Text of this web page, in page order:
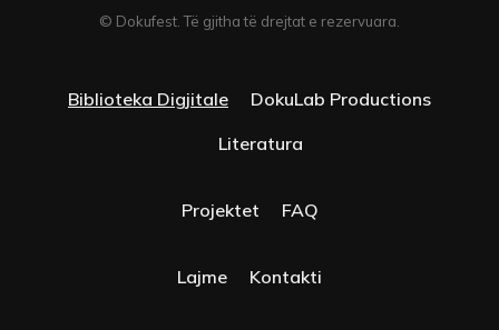
© Dokufest. Të gjitha të drejtat e rezervuara.
Biblioteka Digjitale
DokuLab Productions
Literatura
Projektet FAQ
Lajme Kontakti